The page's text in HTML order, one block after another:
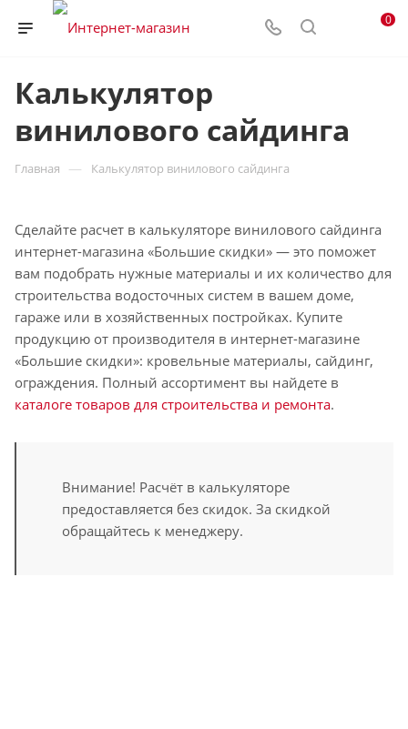
0
Калькулятор
винилового сайдинга
Главная — Калькулятор винилового сайдинга
Сделайте расчет в калькуляторе винилового сайдинга
интернет-магазина «Большие скидки» — это поможет
вам подобрать нужные материалы и их количество для
строительства водосточных систем в вашем доме,
гараже или в хозяйственных постройках. Купите
продукцию от производителя в интернет-магазине
«Большие скидки»: кровельные материалы, сайдинг,
ограждения. Полный ассортимент вы найдете в
каталоге товаров для строительства и ремонта.
Внимание! Расчёт в калькуляторе
предоставляется без скидок. За скидкой
обращайтесь к менеджеру.